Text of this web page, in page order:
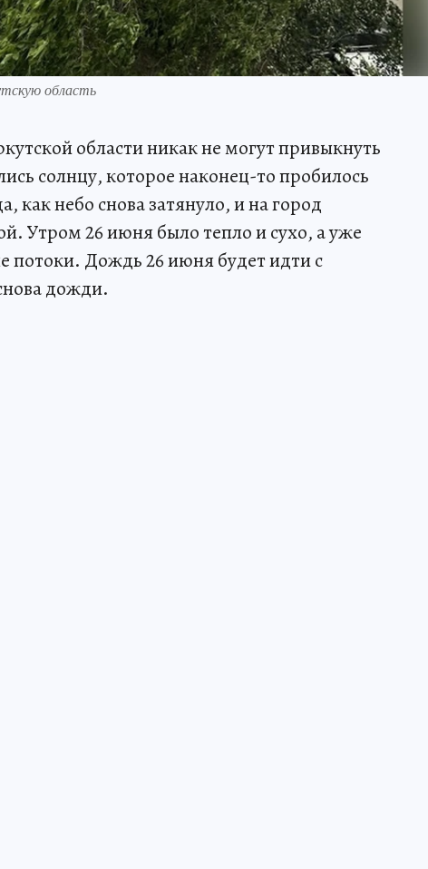
область
области никак не могут привыкнуть
солнцу, которое наконец-то пробилось
как небо снова затянуло, и на город
Утром 26 июня было тепло и сухо, а уже
потоки. Дождь 26 июня будет идти с
дожди.